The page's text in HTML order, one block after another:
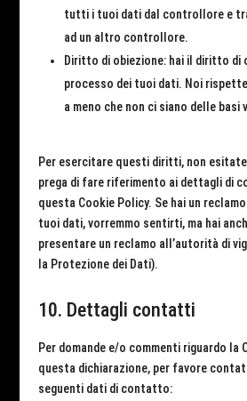
tutti i tuoi dati dal controllore e
ad un altro controllore.
Diritto di obiezione: hai il diritto di
processo dei tuoi dati. Noi
a meno che non ci siano delle basi
Per esercitare questi diritti, non
prega di fare riferimento ai dettagli di
questa Cookie Policy. Se hai un
tuoi dati, vorremmo sentirti, ma hai
presentare un reclamo all’autorità di
la Protezione dei Dati).
10. Dettagli contatti
Per domande e/o commenti riguardo la
questa dichiarazione, per favore
seguenti dati di contatto: